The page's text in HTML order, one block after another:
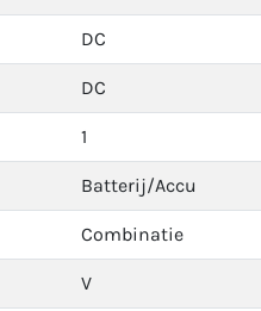
DC
DC
1
Batterij/Accu
Combinatie
V